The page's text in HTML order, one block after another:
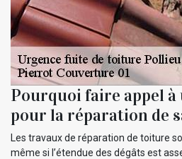
Pourquoi faire appel
pour la réparation de
Les travaux de réparation de toiture
même si l’étendue des dégâts est